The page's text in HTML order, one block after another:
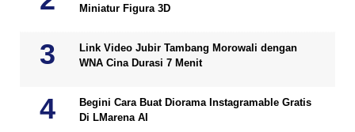
Miniatur Figura 3D
Link Video Jubir Tambang Morowali dengan
WNA Cina Durasi 7 Menit
Begini Cara Buat Diorama Instagramable Gratis
Di LMarena AI